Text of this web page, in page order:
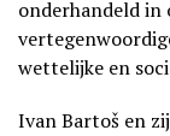
onderhandeld in
wettelijke en
Ivan Bartoš en